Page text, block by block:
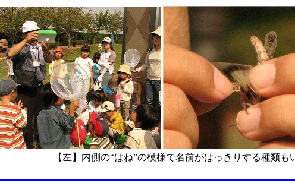
【左】内側の“はね”の模様で名前がはっきりする種類も